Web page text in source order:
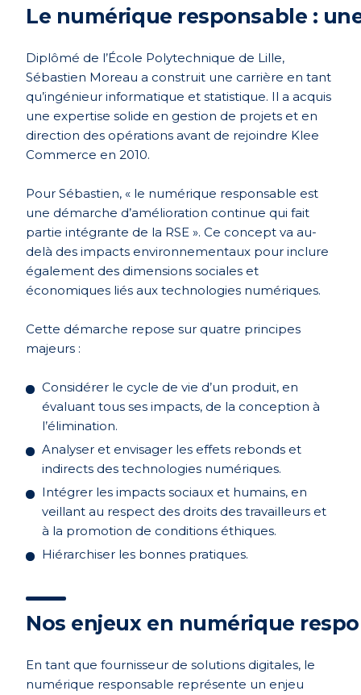
Le numérique responsable :
Diplômé de l’École Polytechnique de Lille,
Sébastien Moreau a construit une carrière en tant
qu’ingénieur informatique et statistique. Il a acquis
une expertise solide en gestion de projets et en
direction des opérations avant de rejoindre Klee
Commerce en 2010.
Pour Sébastien, « le numérique responsable est
une démarche d’amélioration continue qui fait
partie intégrante de la RSE ». Ce concept va au-
delà des impacts environnementaux pour inclure
également des dimensions sociales et
économiques liés aux technologies numériques.
Cette démarche repose sur quatre principes
majeurs :
Considérer le cycle de vie d’un produit, en
évaluant tous ses impacts, de la conception à
l’élimination.
Analyser et envisager les effets rebonds et
indirects des technologies numériques.
Intégrer les impacts sociaux et humains, en
veillant au respect des droits des travailleurs et
à la promotion de conditions éthiques.
Hiérarchiser les bonnes pratiques.
Nos enjeux en numérique
En tant que fournisseur de solutions digitales, le
numérique responsable représente un enjeu